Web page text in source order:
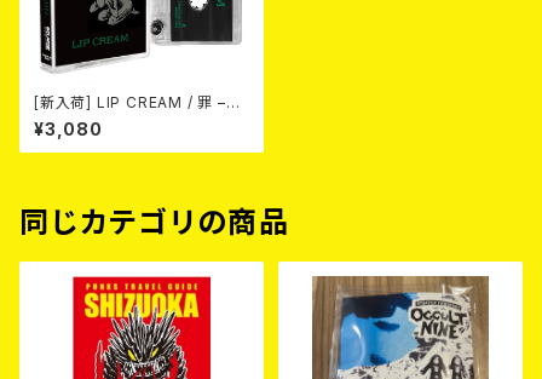
[新入荷] LIP CREAM / 罪 –Si
n (CASSETTE)
¥3,080
同じカテゴリの商品